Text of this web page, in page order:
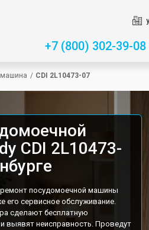
+7 (800) 302-39-08
/ CDI 2L10473-07
CDI 2L10473-
посудомоечной машины
его сервисное обслуживание.
сделают бесплатную
выявят неисправность. Проведут